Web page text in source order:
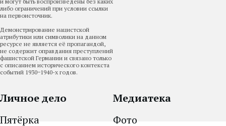
либо ограничений при условии ссылки
на первоисточник.
Демонстрирование нацистской
атрибутики или символики на данном
ресурсе не является её пропагандой,
не содержит оправдания преступлений
фашистской Германии и связано только
с описанием исторического контекста
событий 1930−1940-х годов.
Личное дело
Пятёрка
Медиатека
Фото